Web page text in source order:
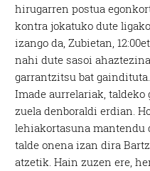
hirugarren postua
kontra jokatuko dute
izango da, Zubietan,
nahi dute sasoi
garrantzitsu bat
Imade aurrelariak, taldeko
zuela denboraldi erdian.
lehiakortasuna mantendu
talde onena izan dira
atzetik. Hain zuzen ere,